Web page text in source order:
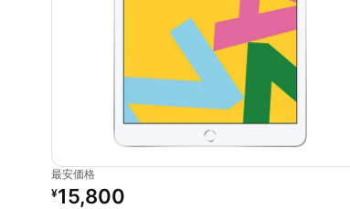
最安価格
リファービッシュ品の価格：
¥15,800